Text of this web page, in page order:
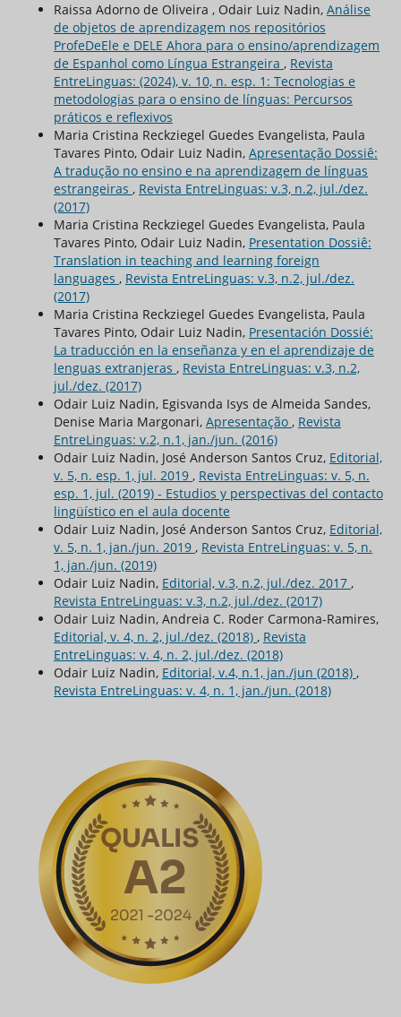
Raissa Adorno de Oliveira , Odair Luiz Nadin, Análise
de objetos de aprendizagem nos repositórios
ProfeDeEle e DELE Ahora para o ensino/aprendizagem
de Espanhol como Língua Estrangeira , Revista
EntreLinguas: (2024), v. 10, n. esp. 1: Tecnologias e
metodologias para o ensino de línguas: Percursos
práticos e reflexivos
Maria Cristina Reckziegel Guedes Evangelista, Paula
Tavares Pinto, Odair Luiz Nadin, Apresentação Dossiê:
A tradução no ensino e na aprendizagem de línguas
estrangeiras , Revista EntreLinguas: v.3, n.2, jul./dez.
(2017)
Maria Cristina Reckziegel Guedes Evangelista, Paula
Tavares Pinto, Odair Luiz Nadin, Presentation Dossiê:
Translation in teaching and learning foreign
languages , Revista EntreLinguas: v.3, n.2, jul./dez.
(2017)
Maria Cristina Reckziegel Guedes Evangelista, Paula
Tavares Pinto, Odair Luiz Nadin, Presentación Dossié:
La traducción en la enseñanza y en el aprendizaje de
lenguas extranjeras , Revista EntreLinguas: v.3, n.2,
jul./dez. (2017)
Odair Luiz Nadin, Egisvanda Isys de Almeida Sandes,
Denise Maria Margonari, Apresentação , Revista
EntreLinguas: v.2, n.1, jan./jun. (2016)
Odair Luiz Nadin, José Anderson Santos Cruz, Editorial,
v. 5, n. esp. 1, jul. 2019 , Revista EntreLinguas: v. 5, n.
esp. 1, jul. (2019) - Estudios y perspectivas del contacto
lingüístico en el aula docente
Odair Luiz Nadin, José Anderson Santos Cruz, Editorial,
v. 5, n. 1, jan./jun. 2019 , Revista EntreLinguas: v. 5, n.
1, jan./jun. (2019)
Odair Luiz Nadin, Editorial, v.3, n.2, jul./dez. 2017 ,
Revista EntreLinguas: v.3, n.2, jul./dez. (2017)
Odair Luiz Nadin, Andreia C. Roder Carmona-Ramires,
Editorial, v. 4, n. 2, jul./dez. (2018) , Revista
EntreLinguas: v. 4, n. 2, jul./dez. (2018)
Odair Luiz Nadin, Editorial, v.4, n.1, jan./jun (2018) ,
Revista EntreLinguas: v. 4, n. 1, jan./jun. (2018)